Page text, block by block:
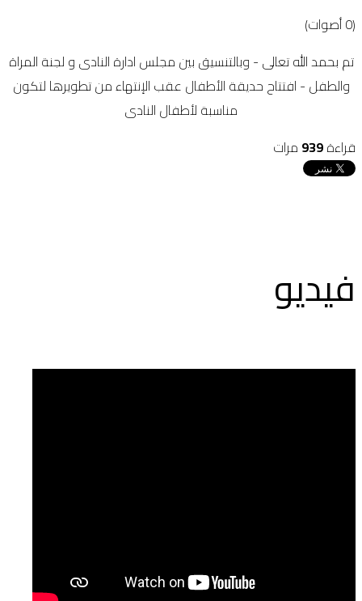
(0 أصوات)
تم بحمد الله تعالى - وبالتنسيق بين مجلس ادارة النادى و لجنة المراة
والطفل - افتتاح حديقة الأطفال عقب الإنتهاء من تطويرها لتكون
مناسبة لأطفال النادى
قراءة939 مرات
فيديو